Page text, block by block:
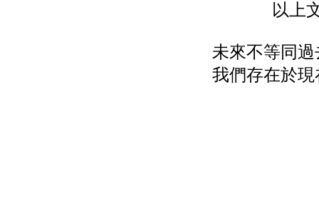
以上
未來不等同
我們存在於